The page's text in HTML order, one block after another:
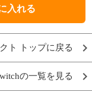
入れる
ト トップに戻る
の一覧を見る